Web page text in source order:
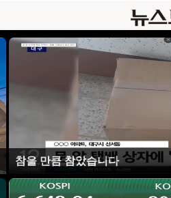
참을 만큼 참았습니다